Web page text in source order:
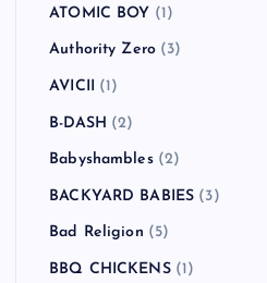
ATOMIC BOY (1)
Authority Zero (3)
AVICII (1)
B-DASH (2)
Babyshambles(2)
BACKYARD BABIES (3)
Bad Religion (5)
BBQ CHICKENS(1)